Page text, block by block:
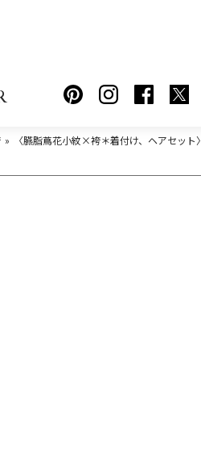
〈臙脂蔦花小紋×袴＊着付け、ヘアセット〉